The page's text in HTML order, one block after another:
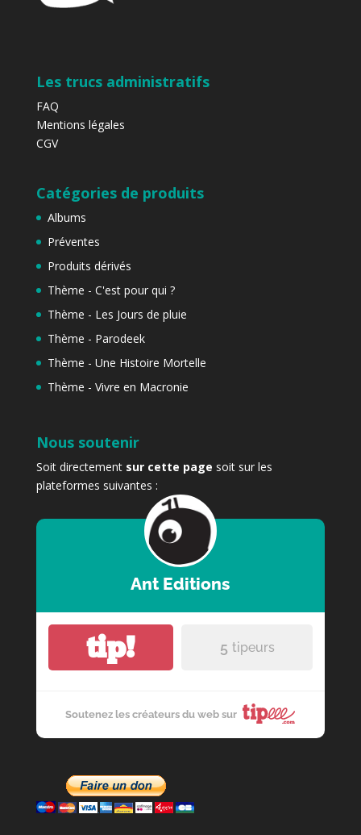
Les trucs administratifs
FAQ
Mentions légales
CGV
Catégories de produits
Albums
Préventes
Produits dérivés
Thème - C'est pour qui ?
Thème - Les Jours de pluie
Thème - Parodeek
Thème - Une Histoire Mortelle
Thème - Vivre en Macronie
Nous soutenir
Soit directement sur cette page soit sur les
plateformes suivantes :
Ant Editions
tip! 5 tipeurs
Soutenez les créateurs du web sur